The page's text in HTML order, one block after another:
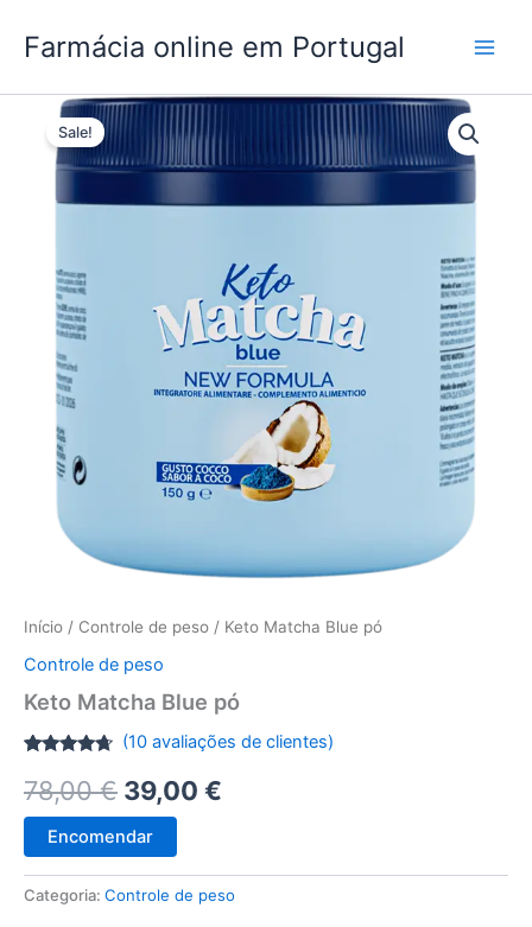
Farmácia online em Portugal
Sale!
Início / Controle de peso / Keto Matcha Blue pó
Controle de peso
Keto Matcha Blue pó
com 4.50
em 5 com
base em
classificações
de
(10avaliações de clientes)
78,00€ O
preço
original
39,00 €
atual
Encomendar
Categoria: Controle de peso